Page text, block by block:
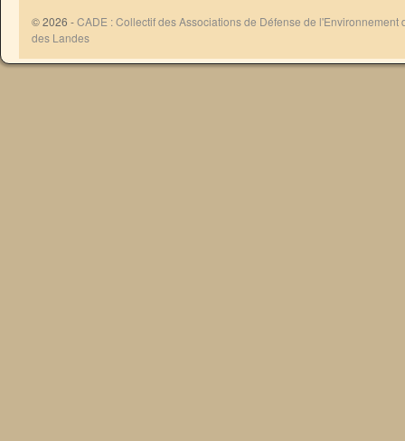
© 2026 -CADE : Collectif des Associations de Défense de l'Environnement
des Landes